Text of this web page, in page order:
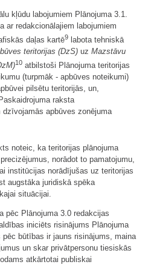
kļūdu labojumiem Plānojuma 3.1.
ar redakcionālajiem labojumiem
daļas kartē9 labota tehniskā
teritorijas (DzS) uz Mazstāvu
10 atbilstoši Plānojuma teritorijas
(turpmāk - apbūves noteikumi)
pilsētu teritorijās, un,
raksta
apbūves zonējuma
noteic, ka teritorijas plānojuma
norādot to pamatojumu,
institūcijas norādījušas uz teritorijas
augstāka juridiskā spēka
situācijai.
pēc Plānojuma 3.0 redakcijas
iniciēts risinājums Plānojuma
būtības ir jauns risinājums, maina
un skar privātpersonu tiesiskās
atkārtotai publiskai